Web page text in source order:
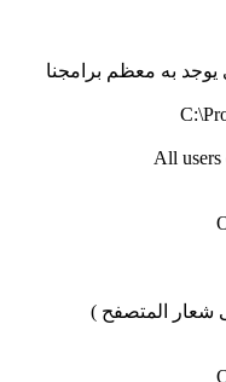
يوجد به معظم برامجنا
شعار المتصفح )